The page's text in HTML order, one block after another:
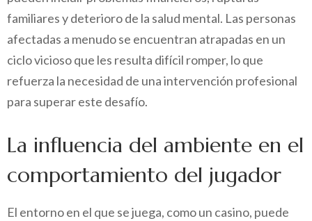
familiares y deterioro de la salud mental. Las personas
afectadas a menudo se encuentran atrapadas en un
ciclo vicioso que les resulta difícil romper, lo que
refuerza la necesidad de una intervención profesional
para superar este desafío.
La influencia del ambiente en el
comportamiento del jugador
El entorno en el que se juega, como un casino, puede